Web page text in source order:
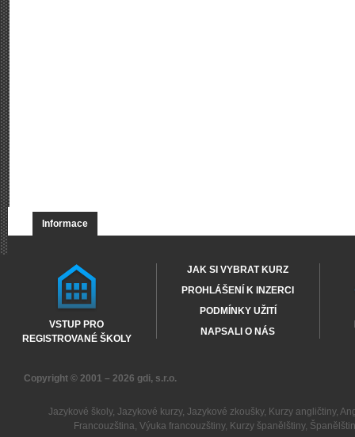
Informace
VSTUP PRO
REGISTROVANÉ ŠKOLY
JAK SI VYBRAT KURZ
PROHLÁŠENÍ K INZERCI
PODMÍNKY UŽITÍ
NAPSALI O NÁS
Copyright © 2001 – 2026 gdi, s.r.o.
Jazykové školy, Jazykové kurzy, Jazykové zkoušky, Kurzy angličtiny,
Francouzština,Výuka francouzštiny, Kurzy španělštiny,